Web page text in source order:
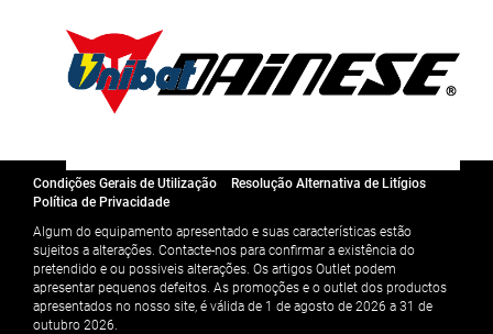
Condições Gerais de Utilização
Resolução Alternativa de Litígios
Política de Privacidade
Algum do equipamento apresentado e suas características estão
sujeitos a alterações. Contacte-nos para confirmar a existência do
pretendido e ou possiveis alterações. Os artigos Outlet podem
apresentar pequenos defeitos. As promoções e o outlet dos productos
apresentados no nosso site, é válida de 1 de agosto de 2026 a 31 de
outubro 2026.